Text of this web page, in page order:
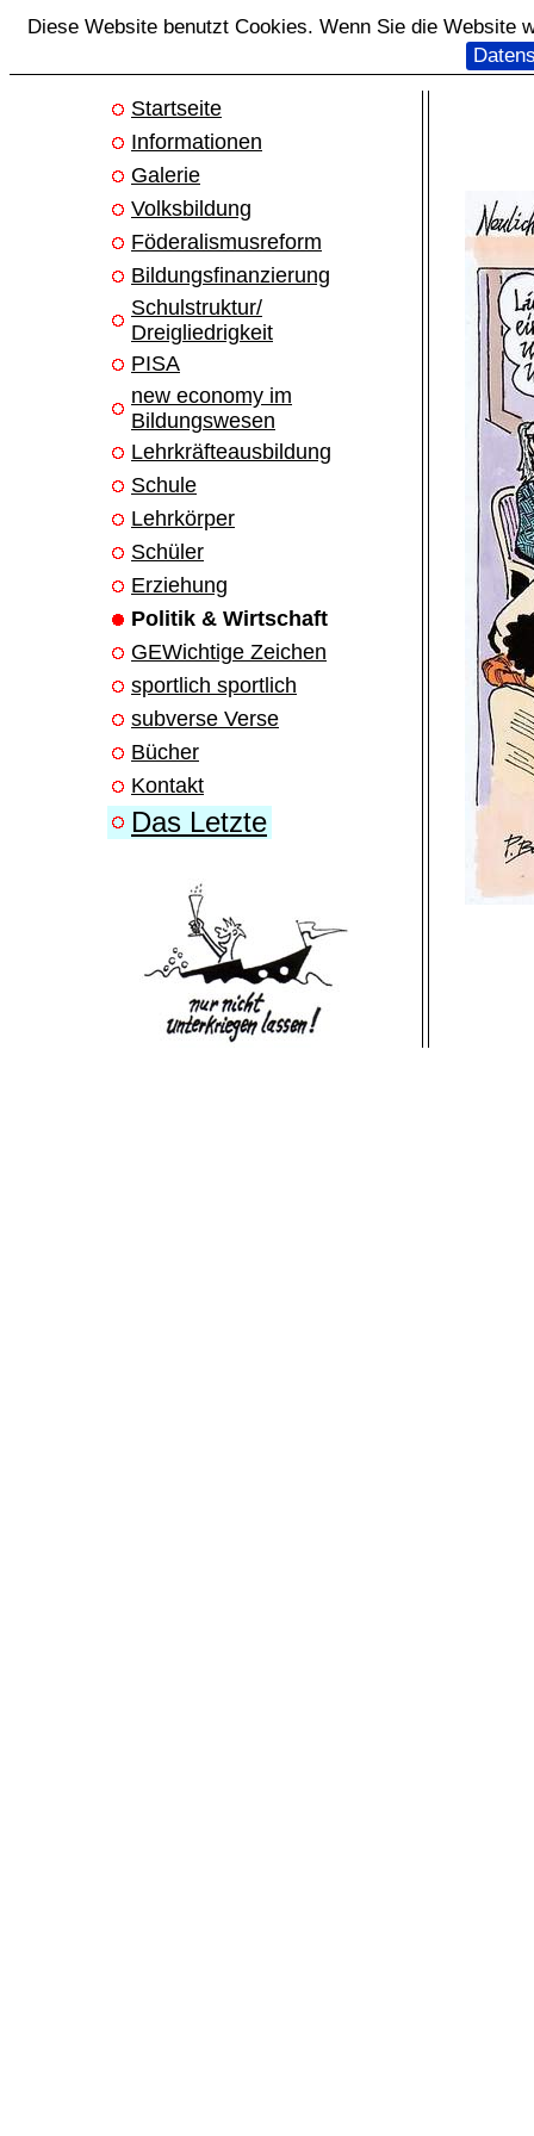
Diese Website benutzt Cookies. Wenn Sie die Website
Startseite
Informationen
Galerie
Volksbildung
Föderalismusreform
Bildungsfinanzierung
Schulstruktur/
Dreigliedrigkeit
PISA
new economy im
Bildungswesen
Lehrkräfteausbildung
Schule
Lehrkörper
Schüler
Erziehung
Politik & Wirtschaft
GEWichtige Zeichen
sportlich sportlich
subverse Verse
Bücher
Kontakt
Das Letzte